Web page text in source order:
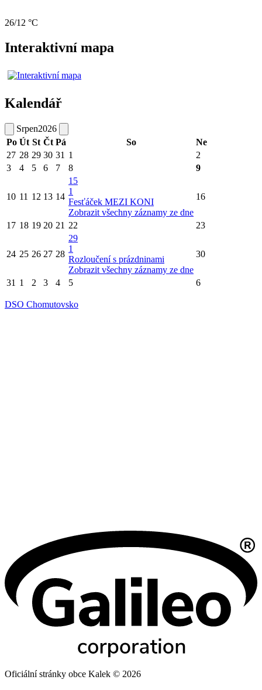
26/12 °C
Interaktivní mapa
Kalendář
Srpen2026
Po Út St Čt Pá So
Ne
27 28 29 30 31 1
2
3
4 5 6 7 8 9
10 11 12 13 14
15
1
Fesťáček MEZI KONI
Zobrazit všechny záznamy ze dne
16
17 18 19 20 21 22 23
24 25 26 27 28
29
1
Rozloučení s prázdninami
Zobrazit všechny záznamy ze dne
30
31 1 2 3 4 5 6
DSO Chomutovsko
Oficiální stránky obce Kalek © 2026